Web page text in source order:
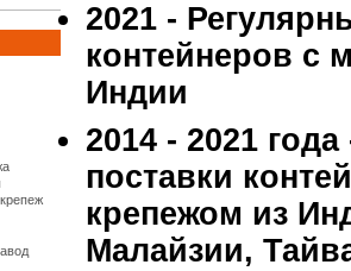
2021 -
контейнеров с
Индии
2014 - 2021
поставки
крепежом из
Малайзии,